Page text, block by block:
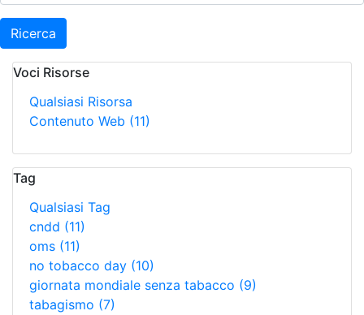
Ricerca
Voci Risorse
Qualsiasi Risorsa
Contenuto Web (11)
Tag
Qualsiasi Tag
cndd (11)
oms (11)
no tobacco day (10)
giornata mondiale senza tabacco (9)
tabagismo (7)